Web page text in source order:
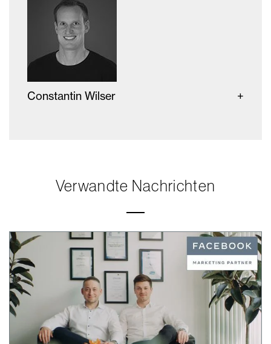
Constantin Wilser
Verwandte Nachrichten